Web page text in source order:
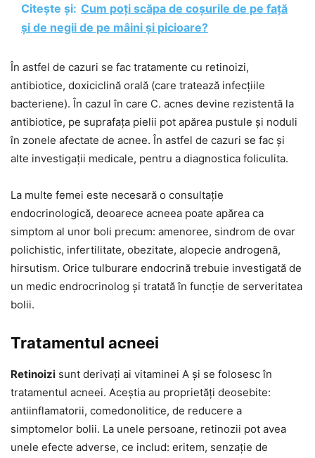
Citește și: Cum poți scăpa de coșurile de pe față
și de negii de pe mâini și picioare?
În astfel de cazuri se fac tratamente cu retinoizi,
antibiotice, doxiciclină orală (care tratează infecțiile
bacteriene). În cazul în care C. acnes devine rezistentă la
antibiotice, pe suprafața pielii pot apărea pustule și noduli
în zonele afectate de acnee. În astfel de cazuri se fac și
alte investigații medicale, pentru a diagnostica foliculita.
La multe femei este necesară o consultație
endocrinologică, deoarece acneea poate apărea ca
simptom al unor boli precum: amenoree, sindrom de ovar
polichistic, infertilitate, obezitate, alopecie androgenă,
hirsutism. Orice tulburare endocrină trebuie investigată de
un medic endrocrinolog și tratată în funcție de serveritatea
bolii.
Tratamentul acneei
Retinoizi sunt derivați ai vitaminei A și se folosesc în
tratamentul acneei. Aceștia au proprietăți deosebite:
antiinflamatorii, comedonolitice, de reducere a
simptomelor bolii. La unele persoane, retinozii pot avea
unele efecte adverse, ce includ: eritem, senzație de